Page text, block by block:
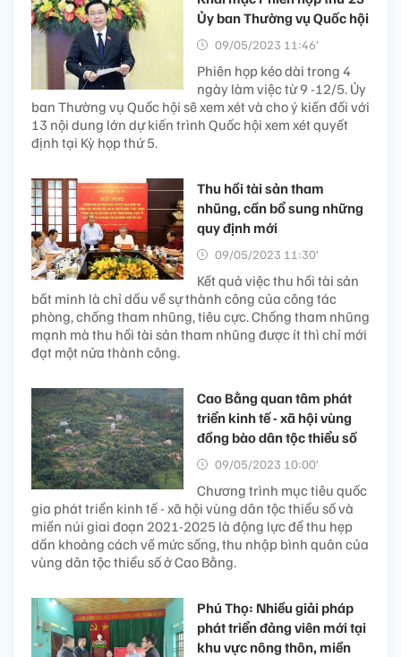
Ủy ban Thường vụ Quốc hội
09/05/2023 11:46’
Phiên họp kéo dài trong 4
ngày làm việc từ 9 -12/5. Ủy
ban Thường vụ Quốc hội sẽ xem xét và cho ý kiến đối với
13 nội dung lớn dự kiến trình Quốc hội xem xét quyết
định tại Kỳ họp thứ 5.
Thu hồi tài sản tham
nhũng, cần bổ sung những
quy định mới
09/05/2023 11:30’
Kết quả việc thu hồi tài sản
bất minh là chỉ dấu về sự thành công của công tác
phòng, chống tham nhũng, tiêu cực. Chống tham nhũng
mạnh mà thu hồi tài sản tham nhũng được ít thì chỉ mới
đạt một nửa thành công.
Cao Bằng quan tâm phát
triển kinh tế - xã hội vùng
đồng bào dân tộc thiểu số
09/05/2023 10:00’
Chương trình mục tiêu quốc
gia phát triển kinh tế - xã hội vùng dân tộc thiểu số và
miền núi giai đoạn 2021-2025 là động lực để thu hẹp
dần khoảng cách về mức sống, thu nhập bình quân của
vùng dân tộc thiểu số ở Cao Bằng.
Phú Thọ: Nhiều giải pháp
phát triển đảng viên mới tại
khu vực nông thôn, miền